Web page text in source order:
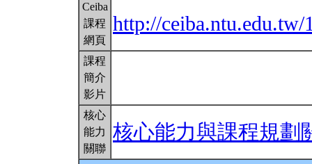
Ceiba
課程
網頁
http://
課程
簡介
影片
核心
能力
關聯
核心能力與課程規劃